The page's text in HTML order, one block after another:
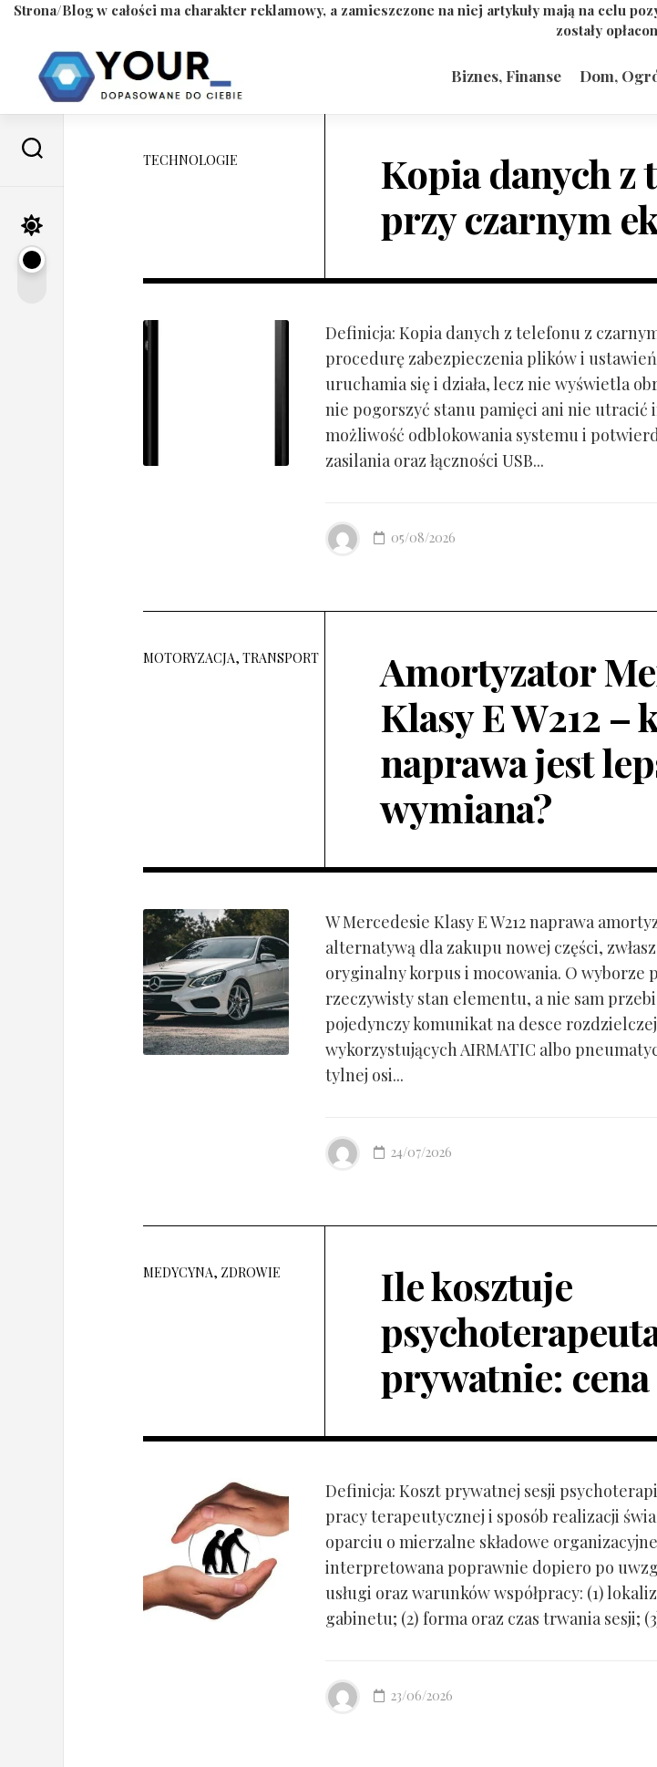
Strona/Blog w całości ma charakter reklamowy, a zamieszczone na niej artykuły mają na celu
zostały
content
Biznes, Finanse Dom,
TECHNOLOGIE
Kopia danych z
przy czarnym
Definicja: Kopia danych z telefonu z
procedurę zabezpieczenia plików i
uruchamia się i działa, lecz nie wyświetla
nie pogorszyć stanu pamięci ani nie utracić
możliwość odblokowania systemu i
zasilania oraz łączności USB...
05/08/2026
MOTORYZACJA, TRANSPORT
Amortyzator
Klasy E W212 –
naprawa jest
wymiana?
W Mercedesie Klasy E W212 naprawa
alternatywą dla zakupu nowej części,
oryginalny korpus i mocowania. O wyborze
rzeczywisty stan elementu, a nie sam
pojedynczy komunikat na desce
wykorzystujących AIRMATIC albo
tylnej osi...
24/07/2026
MEDYCYNA, ZDROWIE
Ile kosztuje
prywatnie:
Definicja: Koszt prywatnej sesji
pracy terapeutycznej i sposób realizacji
oparciu o mierzalne składowe
interpretowana poprawnie dopiero po
usługi oraz warunków współpracy: (1)
gabinetu; (2) forma oraz czas trwania sesji;
23/06/2026